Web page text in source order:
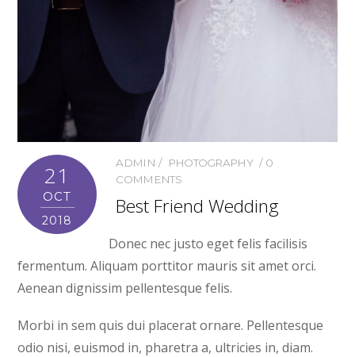
21
OCT
2018
ADMIN PHOTOGRAPHY
0
COMMENTS
Best Friend Wedding
Donec nec justo eget felis facilisis
fermentum. Aliquam porttitor mauris sit amet orci.
Aenean dignissim pellentesque felis.
Morbi in sem quis dui placerat ornare. Pellentesque
odio nisi, euismod in, pharetra a, ultricies in, diam.